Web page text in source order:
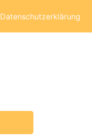
Datenschutzerklärung